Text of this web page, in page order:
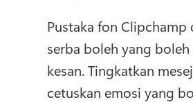
Pustaka fon
serba boleh yang
kesan. Tingkatkan
cetuskan emosi yang